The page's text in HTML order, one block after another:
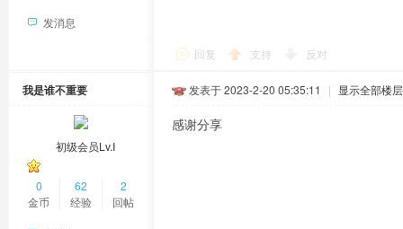
发消息
回复 支持 反对
我是谁不重要
初级会员Lv.Ⅰ
0
金币
62
经验
2
回帖
发表于 2023-2-20 05:35:11 | 显示全部楼层
感谢分享